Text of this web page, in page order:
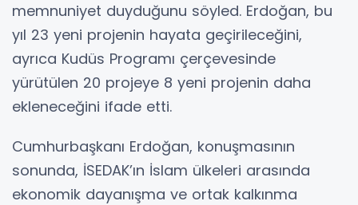
memnuniyet duyduğunu söyled. Erdoğan, bu
yıl 23 yeni projenin hayata geçirileceğini,
ayrıca Kudüs Programı çerçevesinde
yürütülen 20 projeye 8 yeni projenin daha
ekleneceğini ifade etti.
Cumhurbaşkanı Erdoğan, konuşmasının
sonunda, İSEDAK’ın İslam ülkeleri arasında
ekonomik dayanışma ve ortak kalkınma